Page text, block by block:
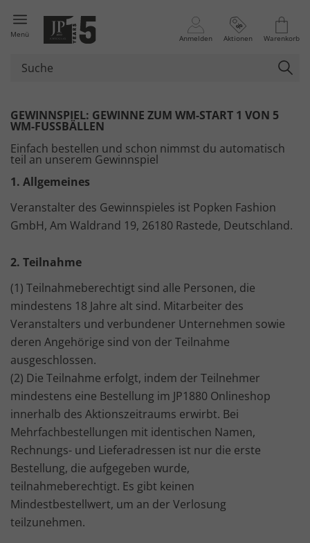
Menü Anmelden Aktionen Warenkorb
GEWINNSPIEL: GEWINNE ZUM WM-START 1 VON 5
WM-FUSSBÄLLEN
Einfach bestellen und schon nimmst du automatisch
teil an unserem Gewinnspiel
1. Allgemeines
Veranstalter des Gewinnspieles ist Popken Fashion
GmbH, Am Waldrand 19, 26180 Rastede, Deutschland.
2. Teilnahme
(1) Teilnahmeberechtigt sind alle Personen, die
mindestens 18 Jahre alt sind. Mitarbeiter des
Veranstalters und verbundener Unternehmen sowie
deren Angehörige sind von der Teilnahme
ausgeschlossen.
(2) Die Teilnahme erfolgt, indem der Teilnehmer
mindestens eine Bestellung im JP1880 Onlineshop
innerhalb des Aktionszeitraums erwirbt. Bei
Mehrfachbestellungen mit identischen Namen,
Rechnungs- und Lieferadressen ist nur die erste
Bestellung, die aufgegeben wurde,
teilnahmeberechtigt. Es gibt keinen
Mindestbestellwert, um an der Verlosung
teilzunehmen.